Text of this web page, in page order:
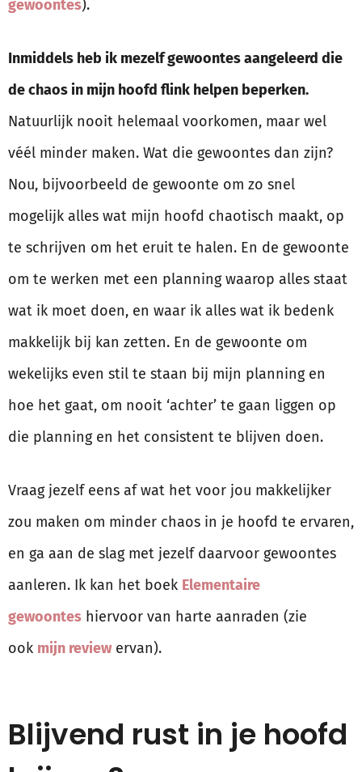
gewoontes).
Inmiddels heb ik mezelf gewoontes aangeleerd die
de chaos in mijn hoofd flink helpen beperken.
Natuurlijk nooit helemaal voorkomen, maar wel
véél minder maken. Wat die gewoontes dan zijn?
Nou, bijvoorbeeld de gewoonte om zo snel
mogelijk alles wat mijn hoofd chaotisch maakt, op
te schrijven om het eruit te halen. En de gewoonte
om te werken met een planning waarop alles staat
wat ik moet doen, en waar ik alles wat ik bedenk
makkelijk bij kan zetten. En de gewoonte om
wekelijks even stil te staan bij mijn planning en
hoe het gaat, om nooit ‘achter’ te gaan liggen op
die planning en het consistent te blijven doen.
Vraag jezelf eens af wat het voor jou makkelijker
zou maken om minder chaos in je hoofd te ervaren,
en ga aan de slag met jezelf daarvoor gewoontes
aanleren. Ik kan het boek Elementaire
gewoontes hiervoor van harte aanraden (zie
ook mijn reviewervan).
Blijvend rust in je hoofd